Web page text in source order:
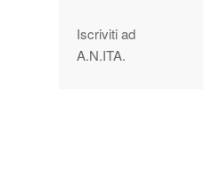
Iscriviti ad
A.N.ITA.